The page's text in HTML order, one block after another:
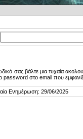
σας βάλτε μια τυχαία
password στο email που
Ενημέρωση: 29/06/2025